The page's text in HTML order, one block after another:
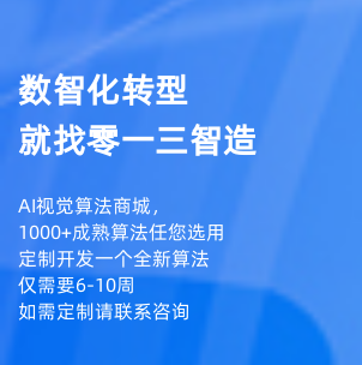
数智化转型
就找零一三智造
AI视觉算法商城，
1000+成熟算法任您选用
定制开发一个全新算法
仅需要6-10周
如需定制请联系咨询